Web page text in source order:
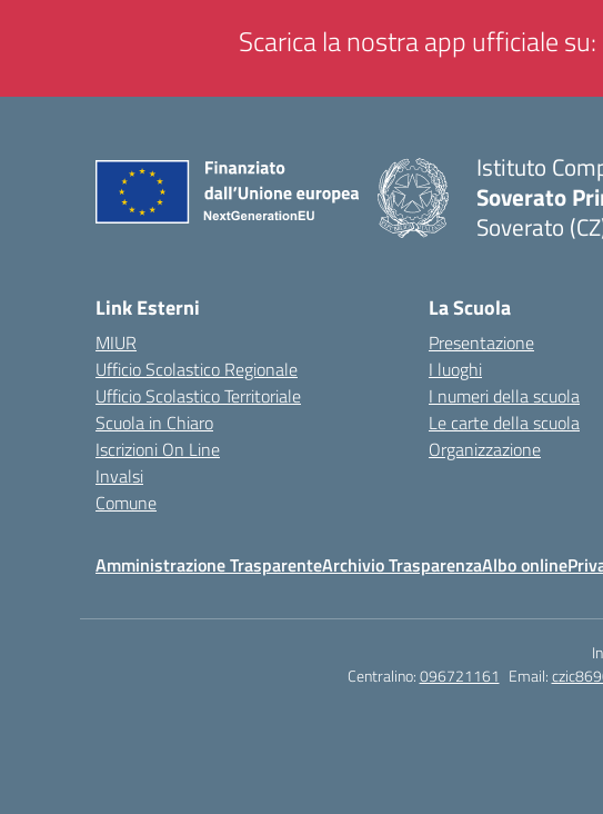
Scarica la nostra app ufficiale su:
Istituto
Soverato
Soverato
Link Esterni
MIUR
Ufficio Scolastico Regionale
Ufficio Scolastico Territoriale
Scuola in Chiaro
Iscrizioni On Line
Invalsi
Comune
La Scuola
Presentazione
I luoghi
I numeri della scuola
Le carte della scuola
Organizzazione
Amministrazione TrasparenteArchivio TrasparenzaAlbo online
Centralino:096721161 Email: